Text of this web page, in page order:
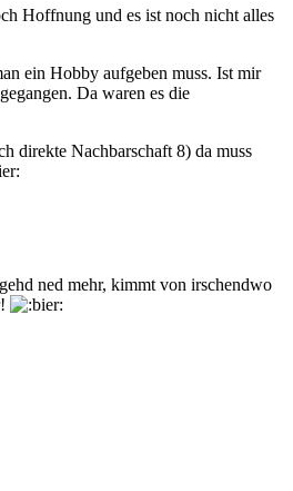
Hoffnung und es ist noch nicht alles
ein Hobby aufgeben muss. Ist mir
Da waren es die
direkte Nachbarschaft 8) da muss
ned mehr, kimmt von irschendwo